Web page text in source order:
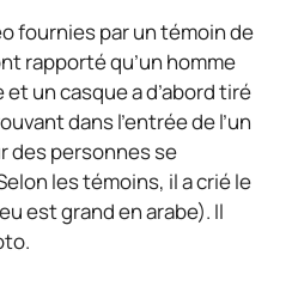
fournies par un témoin de
rapporté qu’un homme
un casque a d’abord tiré
dans l’entrée de l’un
des personnes se
les témoins, il a crié le
est grand en arabe). Il